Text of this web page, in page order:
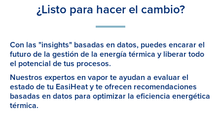
¿Listo para hacer el cambio?
Con las "insights" basadas en datos, puedes encarar el
futuro de la gestión de la energía térmica y liberar todo
el potencial de tus procesos.
Nuestros expertos en vapor te ayudan a evaluar el
estado de tu EasiHeat y te ofrecen recomendaciones
basadas en datos para optimizar la eficiencia energética
térmica.